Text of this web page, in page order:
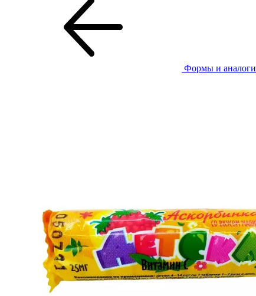
Формы и аналоги